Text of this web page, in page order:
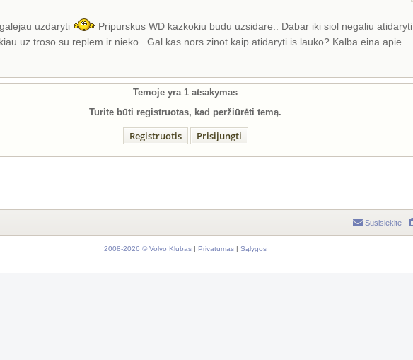
uzdaryti
Pripurskus WD kazkokiu budu uzsidare.. Dabar iki siol negaliu atidaryti
uz troso su replem ir nieko.. Gal kas nors zinot kaip atidaryti is lauko? Kalba eina apie
Temoje yra 1 atsakymas
Turite būti registruotas, kad peržiūrėti temą.
Registruotis Prisijungti
Susisiekite
2008-2026 © Volvo Klubas | Privatumas | Sąlygos